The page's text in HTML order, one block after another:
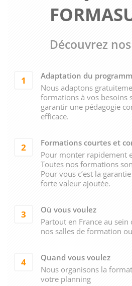
Découvrez
1
Adaptation du
Nous adaptons
formations à vos besoins
garantir une pédagogie
efficace.
2
Formations courtes et
Pour monter rapidement
Toutes nos formations
Pour vous c’est la
forte valeur ajoutée.
3
Où vous voulez
Partout en France au sein
nos salles de formation
4
Quand vous voulez
Nous organisons la
votre planning